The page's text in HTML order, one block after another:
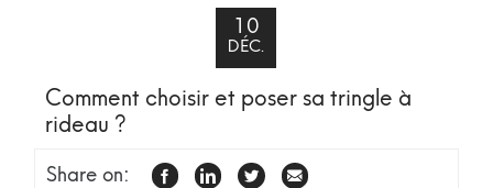
10
DÉC.
Comment choisir et poser sa tringle à
rideau ?
Share on: FACEBOOKLINKEDIN TWITTER